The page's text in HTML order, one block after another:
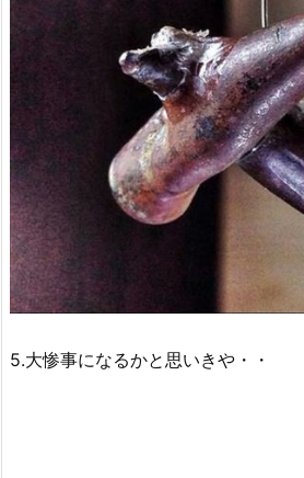
5.大惨事になるかと思いきや・・